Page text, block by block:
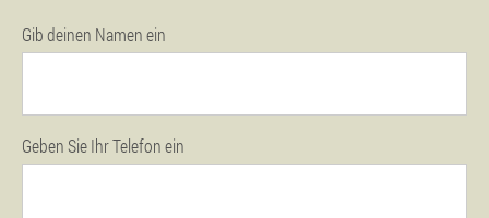
Gib deinen Namen ein
Geben Sie Ihr Telefon ein